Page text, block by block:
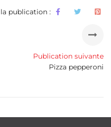
publication :
Publication suivante
Pizza pepperoni